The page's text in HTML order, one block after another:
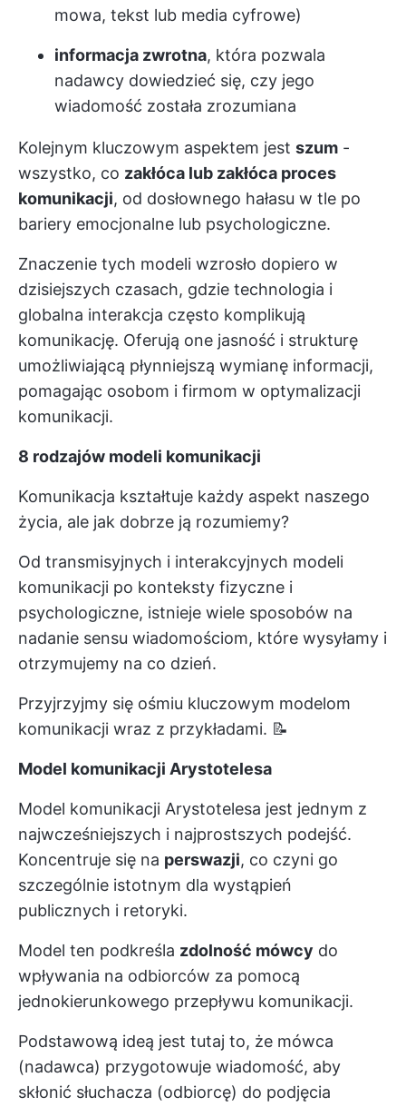
mowa, tekst lub media cyfrowe)
informacja zwrotna, która pozwala
nadawcy dowiedzieć się, czy jego
wiadomość została zrozumiana
Kolejnym kluczowym aspektem jest szum -
wszystko, co zakłóca lub zakłóca proces
komunikacji, od dosłownego hałasu w tle po
bariery emocjonalne lub psychologiczne.
Znaczenie tych modeli wzrosło dopiero w
dzisiejszych czasach, gdzie technologia i
globalna interakcja często komplikują
komunikację. Oferują one jasność i strukturę
umożliwiającą płynniejszą wymianę informacji,
pomagając osobom i firmom w optymalizacji
komunikacji.
8 rodzajów modeli komunikacji
Komunikacja kształtuje każdy aspekt naszego
życia, ale jak dobrze ją rozumiemy?
Od transmisyjnych i interakcyjnych modeli
komunikacji po konteksty fizyczne i
psychologiczne, istnieje wiele sposobów na
nadanie sensu wiadomościom, które wysyłamy i
otrzymujemy na co dzień.
Przyjrzyjmy się ośmiu kluczowym modelom
komunikacji wraz z przykładami. 📝
Model komunikacji Arystotelesa
Model komunikacji Arystotelesa jest jednym z
najwcześniejszych i najprostszych podejść.
Koncentruje się na perswazji, co czyni go
szczególnie istotnym dla wystąpień
publicznych i retoryki.
Model ten podkreśla zdolność mówcy do
wpływania na odbiorców za pomocą
jednokierunkowego przepływu komunikacji.
Podstawową ideą jest tutaj to, że mówca
(nadawca) przygotowuje wiadomość, aby
skłonić słuchacza (odbiorcę) do podjęcia